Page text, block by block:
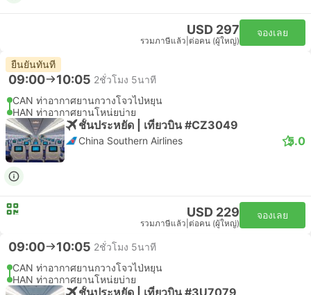
USD 297
รวมภาษีแล้ว ต่อคน (ผู้ใหญ่)
จองเลย
ยืนยันทันที
09:00 10:05 2ชั่วโมง 5นาที
CAN ท่าอากาศยานกวางโจวไป่หยุน
HAN ท่าอากาศยานโหน่ยบ่าย
ชั้นประหยัด | เที่ยวบิน #CZ3049
China Southern Airlines 5.0
USD 229
รวมภาษีแล้ว ต่อคน (ผู้ใหญ่)
จองเลย
09:00 10:05 2ชั่วโมง 5นาที
CAN ท่าอากาศยานกวางโจวไป่หยุน
HAN ท่าอากาศยานโหน่ยบ่าย
ชั้นประหยัด | เที่ยวบิน #3U7079